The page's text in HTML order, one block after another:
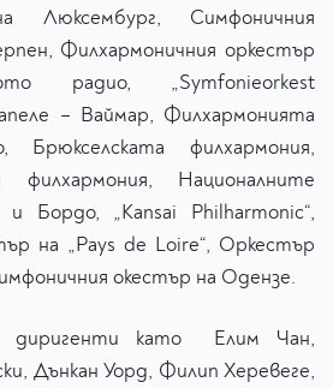
Люксембург, Симфоничния
Филхармоничния оркестър
радио, „Symfonieorkest
– Ваймар, Филхармонията
филхармония,
филхармония, Националните
Бордо, „Kansai Philharmonic“,
на „Pays de Loire“, Оркестър
окестър на Одензе.
диригенти като Елим Чан,
Дънкан Уорд, Филип Херевеге,